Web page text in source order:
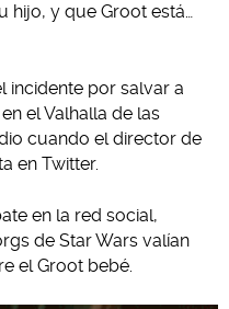
hijo, y que Groot está…
incidente por salvar a
el Valhalla de las
cuando el director de
en Twitter.
en la red social,
de Star Wars valían
el Groot bebé.